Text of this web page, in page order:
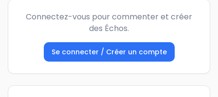
Connectez-vous pour commenter et créer
des Échos.
Se connecter / Créer un compte